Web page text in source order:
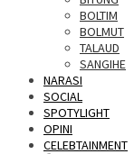
BOLTIM
BOLMUT
TALAUD
SANGIHE
NARASI
SOCIAL
SPOTYLIGHT
OPINI
CELEBTAINMENT